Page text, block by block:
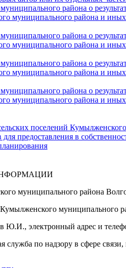
района о
муниципального района и
района о
муниципального района и
района о
муниципального района и
района о
муниципального района и
поселений
предоставления в
муниципального района
муниципального
Ю.И., электронный адрес и
служба по надзору в сфере